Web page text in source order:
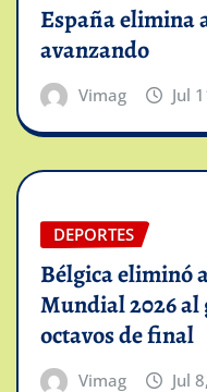
España elimina
avanzando
Vimag Jul
DEPORTES
Bélgica eliminó
Mundial 2026 al
octavos de final
Vimag Jul